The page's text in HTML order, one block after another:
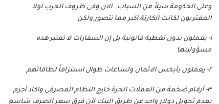
وعلى الحكومة سيلاً من السباب . الان وفى ظروف الحرب لولا
المغتربون لكانت الكارثة اكبر مما نتصور ولكن
١- يعملون بدون تغطية قانونية بل إن السفارات لا تعتبر هذه
مسؤوليتها
٢- يعملون بأبخس الاثمان ولساعات طوال استنزافاً لطاقاتهم
٣- أرقام ضخمة من العملات الحرة خارج النظام المصرفى واكاد أجزم
بعدم تحويل دولار واحد عن طريق البنك لأن فرق سعر الصرف شاسع